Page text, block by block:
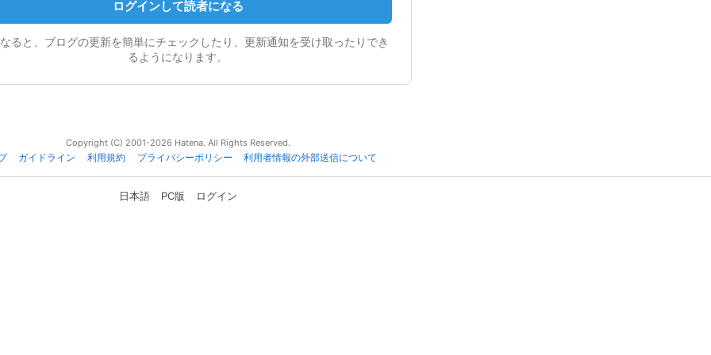
ログインして読者になる
ると、ブログの更新を簡単にチェックしたり、更新通知を受け取ったりでき
るようになります。
Copyright (C) 2001-2026 Hatena. All Rights Reserved.
ガイドライン 利用規約 プライバシーポリシー 利用者情報の外部送信について
日本語 PC版 ログイン